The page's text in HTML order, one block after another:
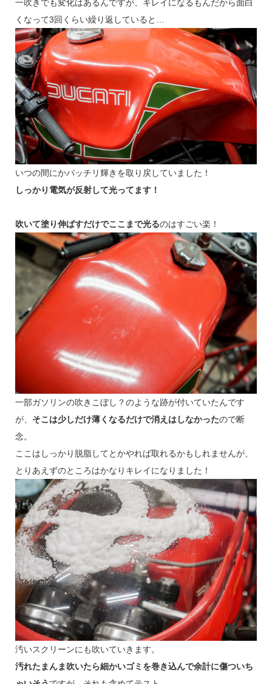
一吹きでも変化はあるんですが、キレイになるもんだから面白
くなって3回くらい繰り返していると…
いつの間にかバッチリ輝きを取り戻していました！
しっかり電気が反射して光ってます！
吹いて塗り伸ばすだけでここまで光るのはすごい楽！
一部ガソリンの吹きこぼし？のような跡が付いていたんです
が、 そこは少しだけ薄くなるだけで消えはしなかったので断
念。
ここはしっかり脱脂してとかやれば取れるかもしれませんが、
とりあえずのところはかなりキレイになりました！
汚いスクリーンにも吹いていきます。
汚れたまんま吹いたら細かいゴミを巻き込んで余計に傷ついち